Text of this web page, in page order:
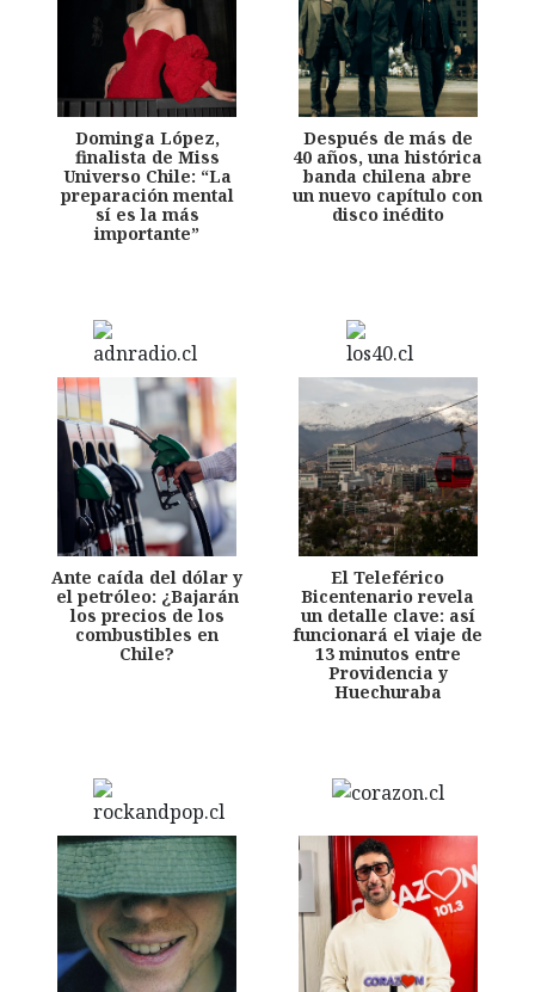
Dominga López,
finalista de Miss
Universo Chile: “La
preparación mental
sí es la más
importante”
Después de más de
40 años, una histórica
banda chilena abre
un nuevo capítulo con
disco inédito
Ante caída del dólar y
el petróleo: ¿Bajarán
los precios de los
combustibles en
Chile?
El Teleférico
Bicentenario revela
un detalle clave: así
funcionará el viaje de
13 minutos entre
Providencia y
Huechuraba